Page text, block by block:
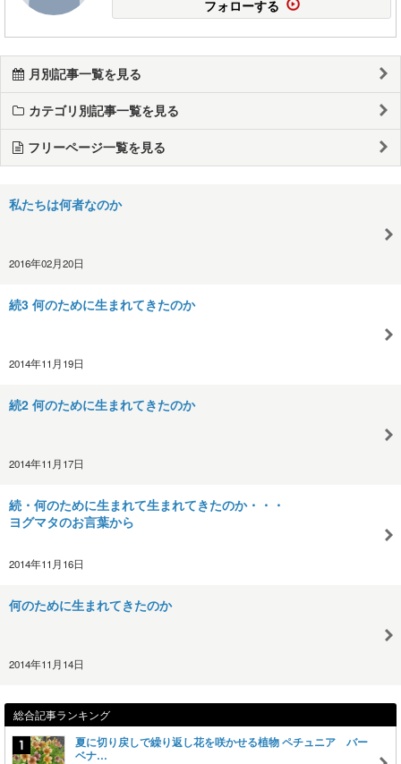
フォローする
月別記事一覧を見る
カテゴリ別記事一覧を見る
フリーページ一覧を見る
私たちは何者なのか
2016年02月20日
続3 何のために生まれてきたのか
2014年11月19日
続2 何のために生まれてきたのか
2014年11月17日
続・何のために生まれて生まれてきたのか・・・
ヨグマタのお言葉から
2014年11月16日
何のために生まれてきたのか
2014年11月14日
総合記事ランキング
夏に切り戻しで繰り返し花を咲かせる植物 ペチュニア バー
ベナ…